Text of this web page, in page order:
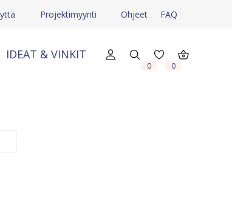
Projektimyynti Ohjeet FAQ
IDEAT & VINKIT
0 0